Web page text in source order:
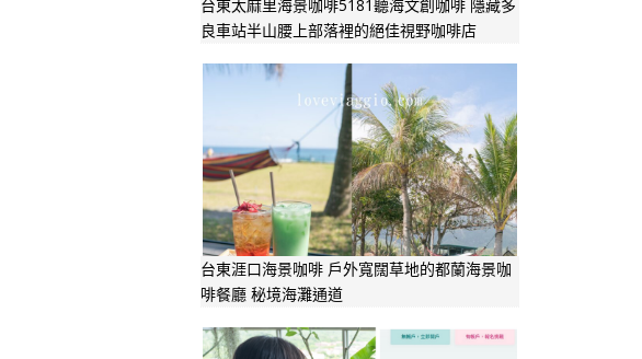
台東太麻里海景咖啡5181聽海文創咖啡 隱藏多
良車站半山腰上部落裡的絕佳視野咖啡店
台東涯口海景咖啡 戶外寬闊草地的都蘭海景咖
啡餐廳 秘境海灘通道